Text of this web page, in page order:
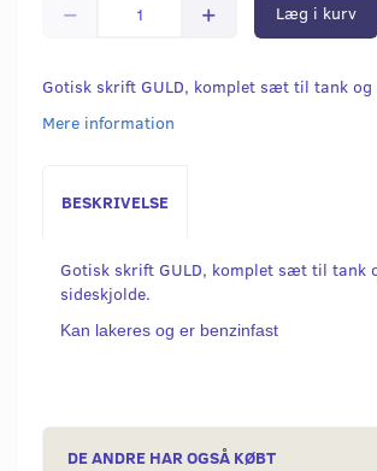
Læg i kurv
Gotisk skrift GULD, komplet sæt til tank og
Mere information
BESKRIVELSE
Gotisk skrift GULD, komplet sæt til tank
sideskjolde.
Kan lakeres og er benzinfast
DE ANDRE HAR OGSÅ KØBT